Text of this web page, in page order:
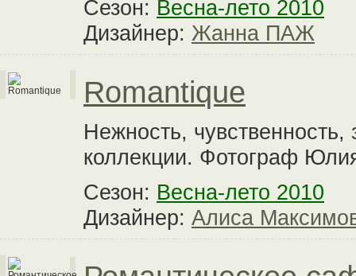
Сезон: Весна-лето 2010
Дизайнер: Жанна ПАЖ
Romantique
Нежность, чувственность,
коллекции. Фотограф
Сезон: Весна-лето 2010
Дизайнер: Алиса